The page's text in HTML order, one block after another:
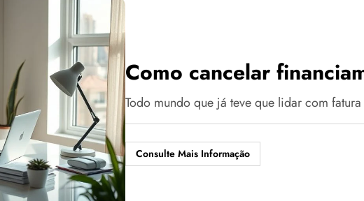
Como cancelar
Todo mundo que já teve que lidar com
Consulte Mais Informação